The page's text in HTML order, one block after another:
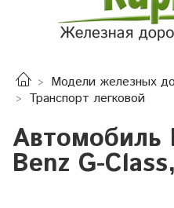
Модели железных
Транспорт легковой
Автомобиль
Benz G-